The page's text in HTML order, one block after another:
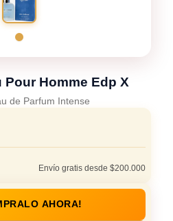
Homme Edp X
de Parfum Intense
Envío gratis desde $200.000
AHORA!